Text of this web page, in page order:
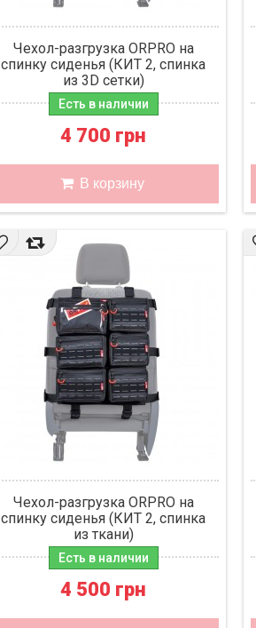
Чехол-разгрузка ORPRO на
спинку сиденья (КИТ 2, спинка
из 3D сетки)
Есть в наличии
4 700 грн
В корзину
Чехол-разгрузка ORPRO на
спинку сиденья (КИТ 2, спинка
из ткани)
Есть в наличии
4 500 грн